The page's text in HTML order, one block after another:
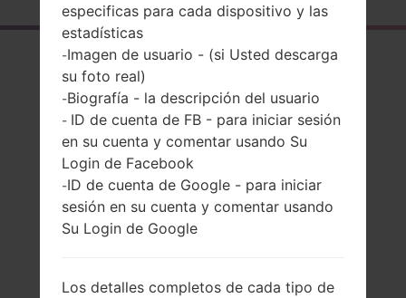
El resumen
LGV400(LGV400)
akaLG G Pad 7.0
Comparar
especificas para cada dispositivo y las
estadísticas
-Imagen de usuario - (si Usted descarga
su foto real)
-Biografía - la descripción del usuario
- ID de cuenta de FB - para iniciar sesión
en su cuenta y comentar usando Su
Login de Facebook
-ID de cuenta de Google - para iniciar
sesión en su cuenta y comentar usando
Su Login de Google
Los detalles completos de cada tipo de